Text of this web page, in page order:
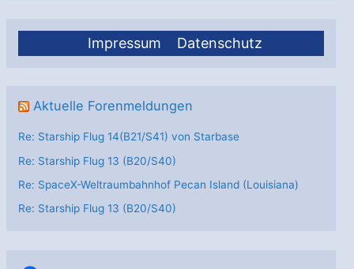
Impressum Datenschutz
Aktuelle Forenmeldungen
Re: Starship Flug 14(B21/S41) von Starbase
Re: Starship Flug 13 (B20/S40)
Re: SpaceX-Weltraumbahnhof Pecan Island (Louisiana)
Re: Starship Flug 13 (B20/S40)
im
Band